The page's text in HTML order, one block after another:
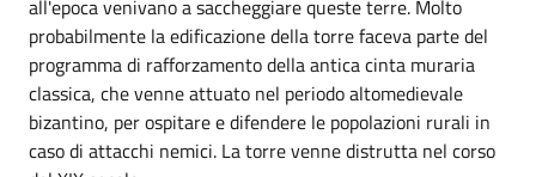
all'epoca venivano a saccheggiare queste terre. Molto
probabilmente la edificazione della torre faceva parte del
programma di rafforzamento della antica cinta muraria
classica, che venne attuato nel periodo altomedievale
bizantino, per ospitare e difendere le popolazioni rurali in
caso di attacchi nemici. La torre venne distrutta nel corso